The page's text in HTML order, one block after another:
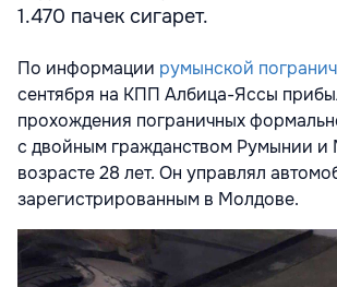
1.470 пачек сигарет.
По информации румынской
сентября на КПП Албица-Яссы
прохождения пограничных
с двойным гражданством Румынии и
возрасте 28 лет. Он управлял
зарегистрированным в Молдове.